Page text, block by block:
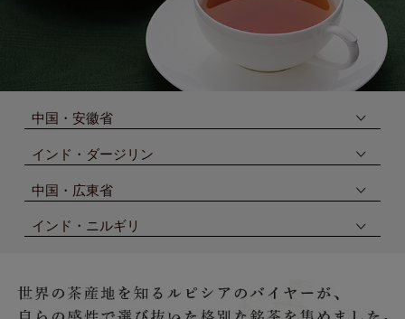
中国・安徽省
インド・ダージリン
中国・広東省
インド・ニルギリ